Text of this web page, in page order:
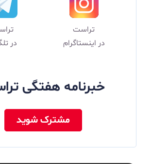
تراست
در اینستاگرام
در
خبرنامه هفتگی
مشترک شوید